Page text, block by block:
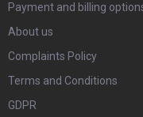
Payment and billing
About us
Complaints Policy
Terms and Conditions
GDPR